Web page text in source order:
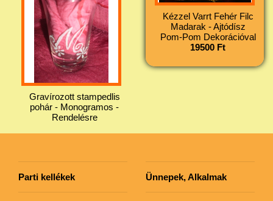
Gravírozott stampedlis
pohár - Monogramos -
Rendelésre
Kézzel Varrt Fehér Filc
Madarak - Ajtódísz
Pom-Pom Dekorációval
19500 Ft
Parti kellékek Ünnepek, Alkalmak